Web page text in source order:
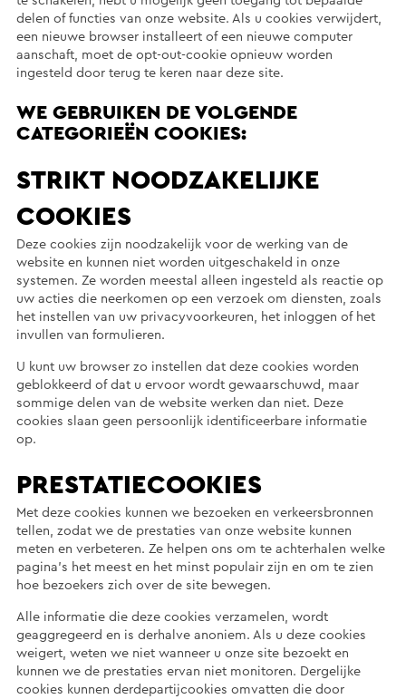
delen of functies van onze website. Als u cookies verwijdert,
een nieuwe browser installeert of een nieuwe computer
aanschaft, moet de opt-out-cookie opnieuw worden
ingesteld door terug te keren naar deze site.
WE GEBRUIKEN DE VOLGENDE
CATEGORIEËN COOKIES:
STRIKT NOODZAKELIJKE
COOKIES
Deze cookies zijn noodzakelijk voor de werking van de
website en kunnen niet worden uitgeschakeld in onze
systemen. Ze worden meestal alleen ingesteld als reactie op
uw acties die neerkomen op een verzoek om diensten, zoals
het instellen van uw privacyvoorkeuren, het inloggen of het
invullen van formulieren.
U kunt uw browser zo instellen dat deze cookies worden
geblokkeerd of dat u ervoor wordt gewaarschuwd, maar
sommige delen van de website werken dan niet. Deze
cookies slaan geen persoonlijk identificeerbare informatie
op.
PRESTATIECOOKIES
Met deze cookies kunnen we bezoeken en verkeersbronnen
tellen, zodat we de prestaties van onze website kunnen
meten en verbeteren. Ze helpen ons om te achterhalen welke
pagina’s het meest en het minst populair zijn en om te zien
hoe bezoekers zich over de site bewegen.
Alle informatie die deze cookies verzamelen, wordt
geaggregeerd en is derhalve anoniem. Als u deze cookies
weigert, weten we niet wanneer u onze site bezoekt en
kunnen we de prestaties ervan niet monitoren. Dergelijke
cookies kunnen derdepartijcookies omvatten die door